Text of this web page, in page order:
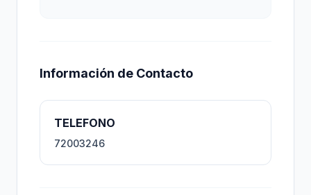
Información de Contacto
TELEFONO
72003246